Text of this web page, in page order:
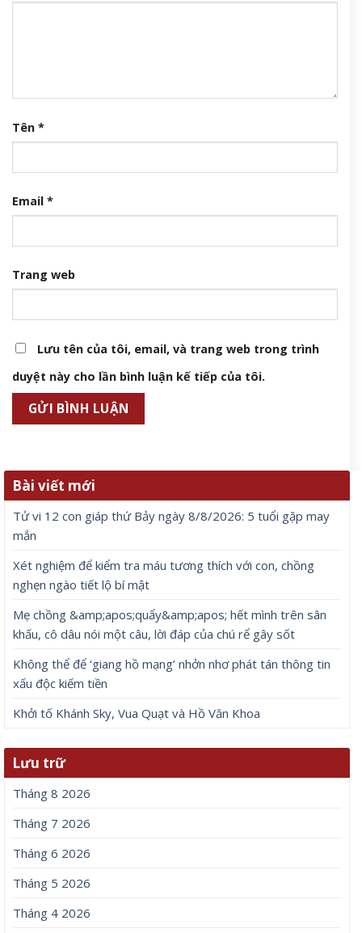
Tên *
Email *
Trang web
Lưu tên của tôi, email, và trang web trong trình
duyệt này cho lần bình luận kế tiếp của tôi.
Bài viết mới
Tử vi 12 con giáp thứ Bảy ngày 8/8/2026: 5 tuổi gặp may
mắn
Xét nghiệm để kiểm tra máu tương thích với con, chồng
nghẹn ngào tiết lộ bí mật
Mẹ chồng &amp;apos;quẩy&amp;apos; hết mình trên sân
khấu, cô dâu nói một câu, lời đáp của chú rể gây sốt
Không thể để ‘giang hồ mạng’ nhởn nhơ phát tán thông tin
xấu độc kiếm tiền
Khởi tố Khánh Sky, Vua Quạt và Hồ Văn Khoa
Lưu trữ
Tháng 8 2026
Tháng 7 2026
Tháng 6 2026
Tháng 5 2026
Tháng 4 2026